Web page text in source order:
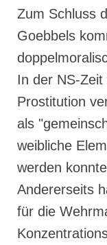
Zum Schluss
Goebbels
In der NS-Zeit
Prostitution
als
weibliche
werden
Andererseits
für die